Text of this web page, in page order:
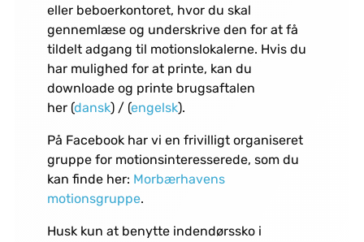
eller beboerkontoret, hvor du skal
gennemlæse og underskrive den for at få
tildelt adgang til motionslokalerne. Hvis du
har mulighed for at printe, kan du
downloade og printe brugsaftalen
her (dansk) / (engelsk).
På Facebook har vi en frivilligt organiseret
gruppe for motionsinteresserede, som du
kan finde her: Morbærhavens
motionsgruppe.
Husk kun at benytte indendørssko i